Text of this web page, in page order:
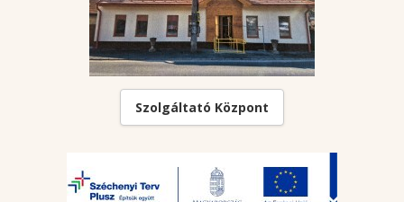
Szolgáltató Központ